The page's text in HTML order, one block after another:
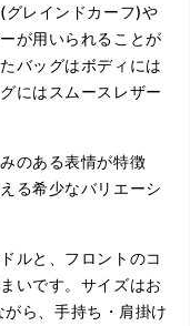
レインドカーフ)や
が用いられることが
バッグはボディには
にはスムースレザー
のある表情が特徴
る希少なバリエーシ
ルと、フロントのコ
いです。サイズはお
ら、手持ち・肩掛け